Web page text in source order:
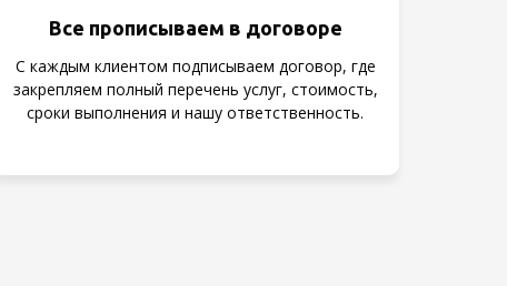
Все прописываем в договоре
С каждым клиентом подписываем договор, где
закрепляем полный перечень услуг, стоимость,
сроки выполнения и нашу ответственность.